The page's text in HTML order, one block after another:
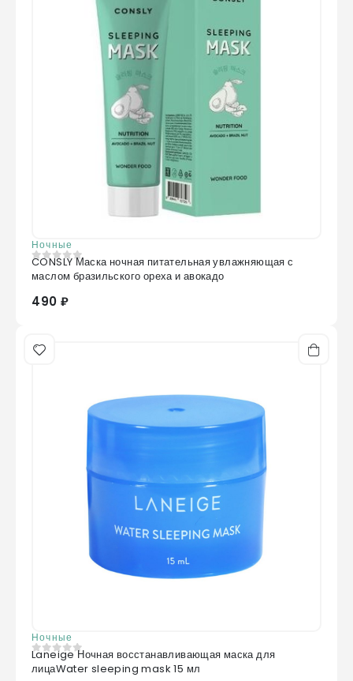
Ночные
0из 5
CONSLY Маска ночная питательная увлажняющая с
маслом бразильского ореха и авокадо
490 ₽
Ночные
0из 5
Laneige Ночная восстанавливающая маска для
лицаWater sleeping mask 15 мл